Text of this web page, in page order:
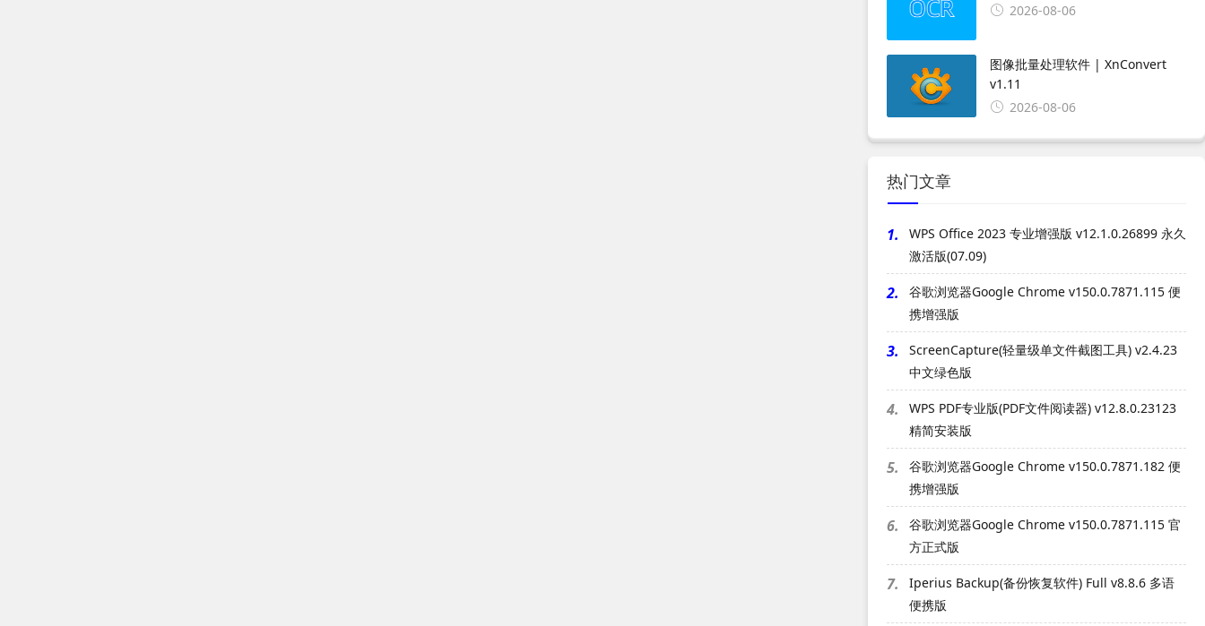
2026-08-06
图像批量处理软件 | XnConvert
v1.11
2026-08-06
热门文章
1.
WPS Office 2023 专业增强版 v12.1.0.26899 永久
激活版(07.09)
2.
谷歌浏览器Google Chrome v150.0.7871.115 便
携增强版
3.
ScreenCapture(轻量级单文件截图工具) v2.4.23
中文绿色版
4.
WPS PDF专业版(PDF文件阅读器) v12.8.0.23123
精简安装版
5.
谷歌浏览器Google Chrome v150.0.7871.182 便
携增强版
6.
谷歌浏览器Google Chrome v150.0.7871.115 官
方正式版
7.
Iperius Backup(备份恢复软件) Full v8.8.6 多语
便携版